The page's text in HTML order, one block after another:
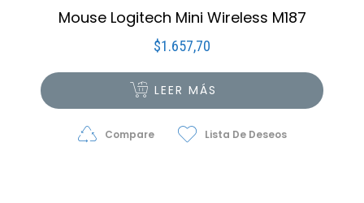
Mouse Logitech Mini Wireless M187
$1.657,70
LEER MÁS
Compare Lista De Deseos